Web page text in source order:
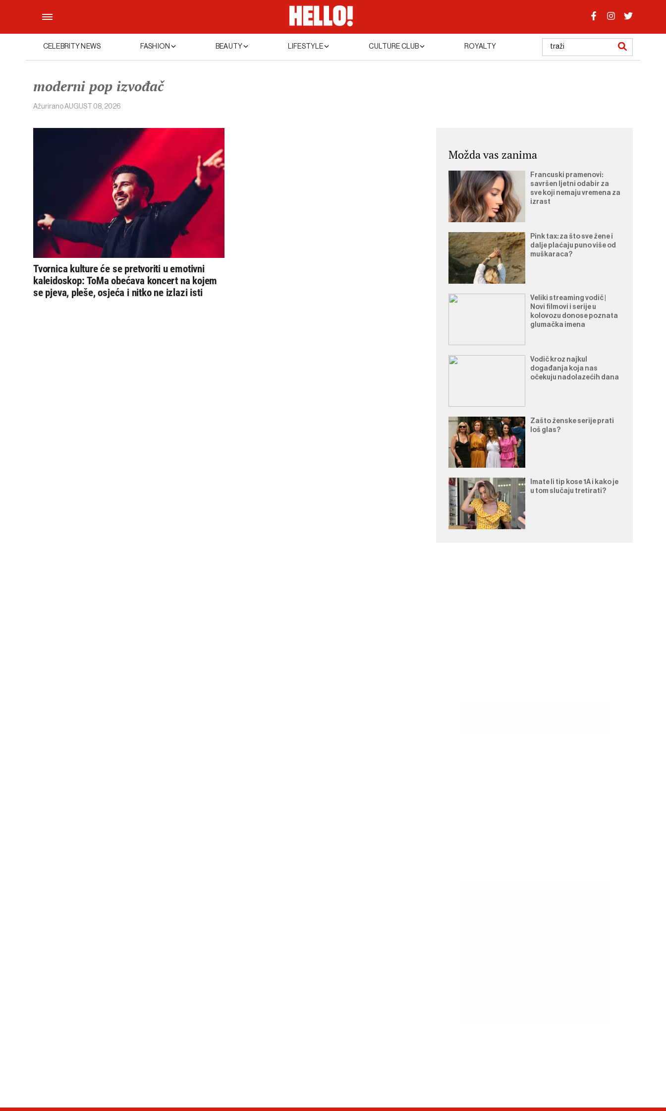
CELEBRITY NEWS FASHION BEAUTY LIFESTYLE CULTURE CLUB ROYALTY
moderni pop izvođač
AžuriranoAUGUST 08, 2026
Tvornica kulture će se pretvoriti u emotivni
kaleidoskop: ToMa obećava koncert na kojem
se pjeva, pleše, osjeća i nitko ne izlazi isti
Možda vas zanima
Francuski pramenovi:
savršen ljetni odabir za
sve koji nemaju vremena za
izrast
Pink tax: za što sve žene i
dalje plaćaju puno više od
muškaraca?
Veliki streaming vodič |
Novi filmovi i serije u
kolovozu donose poznata
glumačka imena
Vodič kroz najkul
događanja koja nas
očekuju nadolazećih dana
Zašto ženske serije prati
loš glas?
Imate li tip kose 1A i kako je
u tom slučaju tretirati?